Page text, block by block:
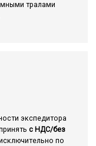
тралами
экспедитора
с НДС/без
по